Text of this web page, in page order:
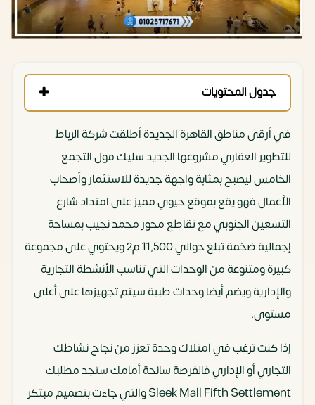
جدول المحتويات
في أرقى مناطق القاهرة الجديدة أطلقت شركة الرباط
للتطوير العقاري مشروعها الجديد سليك مول التجمع
الخامس ليصبح بمثابة واجهة جديدة للاستثمار وأصحاب
الأعمال فهو يقع بموقع حيوي مميز على امتداد شارع
التسعين الجنوبي مع تقاطع محور محمد نجيب بمساحة
إجمالية ضخمة تبلغ حوالي 11,500 م2 ويحتوي على مجموعة
كبيرة ومتنوعة من الوحدات التي تناسب الأنشطة التجارية
والإدارية ويضم أيضا وحدات طبية سيتم تجهيزها على أعلى
مستوى.
إذا كنت ترغب في امتلاك وحدة تعزز من نجاح نشاطك
التجاري أو الإداري فالفرصة سانحة أمامك ستجد مطلبك
Sleek Mall Fifth Settlement والتي جاءت بتصميم مبتكر